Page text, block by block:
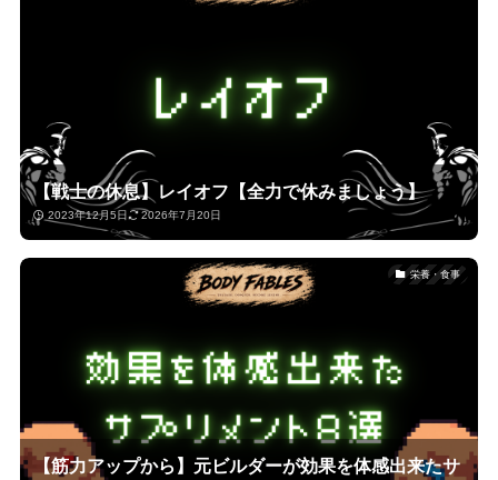
【戦士の休息】レイオフ【全力で休みましょう】
2023年12月5日 2026年7月20日
栄養・食事
【筋力アップから】元ビルダーが効果を体感出来たサ